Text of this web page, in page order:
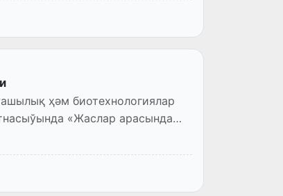
ҳәм биотехнологиялар
«Жаслар арасында